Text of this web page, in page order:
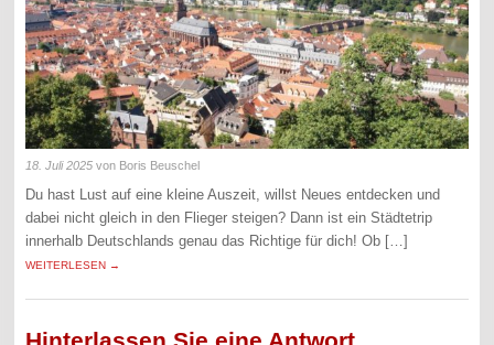
18. Juli 2025 von Boris Beuschel
Du hast Lust auf eine kleine Auszeit, willst Neues entdecken und
dabei nicht gleich in den Flieger steigen? Dann ist ein Städtetrip
innerhalb Deutschlands genau das Richtige für dich! Ob […]
WEITERLESEN →